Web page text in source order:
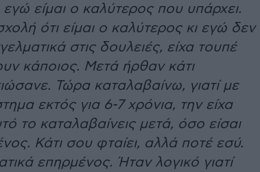
είμαι ο καλύτερος που υπάρχει.
ότι είμαι ο καλύτερος κι εγώ δεν
στις δουλειές, είχα τουπέ
κάποιος. Μετά ήρθαν κάτι
Τώρα καταλαβαίνω, γιατί με
εκτός για 6-7 χρόνια, την είχα
το καταλαβαίνεις μετά, όσο είσαι
Κάτι σου φταίει, αλλά ποτέ εσύ.
επηρμένος. Ήταν λογικό γιατί